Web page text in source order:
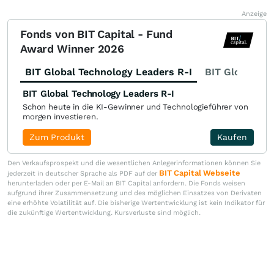
Anzeige
Fonds von BIT Capital - Fund
Award Winner 2026
BIT Global Technology Leaders R-I BIT Global
BIT Global Technology Leaders R-I
Schon heute in die KI-Gewinner und Technologieführer von
morgen investieren.
Kaufen
Zum Produkt
Den Verkaufsprospekt und die wesentlichen Anlegerinformationen können Sie
jederzeit in deutscher Sprache als PDF auf der BIT Capital Webseite
herunterladen oder per E-Mail an BIT Capital anfordern. Die Fonds weisen
aufgrund ihrer Zusammensetzung und des möglichen Einsatzes von Derivaten
eine erhöhte Volatilität auf. Die bisherige Wertentwicklung ist kein Indikator für
die zukünftige Wertentwicklung. Kursverluste sind möglich.